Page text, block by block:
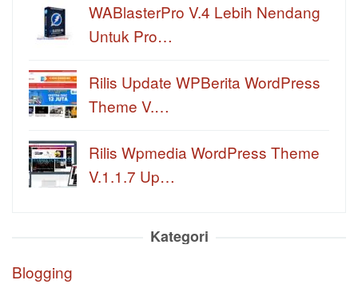
WABlasterPro V.4 Lebih Nendang
Untuk Pro…
Rilis Update WPBerita WordPress
Theme V.…
Rilis Wpmedia WordPress Theme
V.1.1.7 Up…
Kategori
Blogging